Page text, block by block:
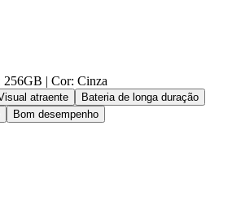
256GB | Cor: Cinza
atraente
Bateria de longa duração
Bom desempenho